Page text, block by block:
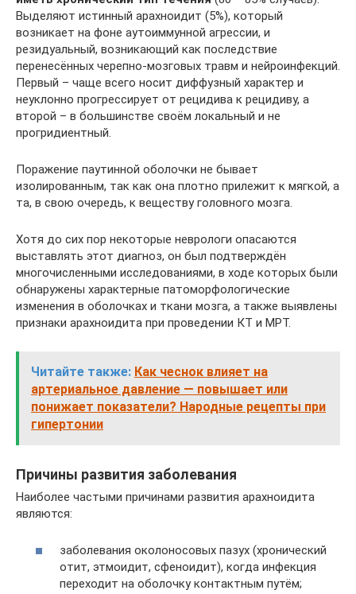
Выделяют истинный арахноидит (5%), который
возникает на фоне аутоиммунной агрессии, и
резидуальный, возникающий как последствие
перенесённых черепно-мозговых травм и нейроинфекций.
Первый – чаще всего носит диффузный характер и
неуклонно прогрессирует от рецидива к рецидиву, а
второй – в большинстве своём локальный и не
прогридиентный.
Поражение паутинной оболочки не бывает
изолированным, так как она плотно прилежит к мягкой, а
та, в свою очередь, к веществу головного мозга.
Хотя до сих пор некоторые неврологи опасаются
выставлять этот диагноз, он был подтверждён
многочисленными исследованиями, в ходе которых были
обнаружены характерные патоморфологические
изменения в оболочках и ткани мозга, а также выявлены
признаки арахноидита при проведении КТ и МРТ.
Читайте также: Как чеснок влияет на
артериальное давление — повышает или
понижает показатели? Народные рецепты при
гипертонии
Причины развития заболевания
Наиболее частыми причинами развития арахноидита
являются:
заболевания околоносовых пазух (хронический
отит, этмоидит, сфеноидит), когда инфекция
переходит на оболочку контактным путём;